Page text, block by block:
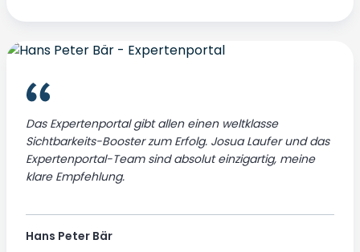
Das Expertenportal gibt allen einen weltklasse
Sichtbarkeits-Booster zum Erfolg. Josua Laufer und das
Expertenportal-Team sind absolut einzigartig, meine
klare Empfehlung.
Hans Peter Bär